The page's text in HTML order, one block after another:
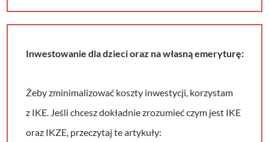
Inwestowanie dla dzieci oraz na własną emeryturę:
Żeby zminimalizować koszty inwestycji, korzystam
z IKE. Jeśli chcesz dokładnie zrozumieć czym jest IKE
oraz IKZE, przeczytaj te artykuły: